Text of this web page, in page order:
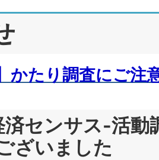
かたり調査にご注
センサス-活動
ざいました